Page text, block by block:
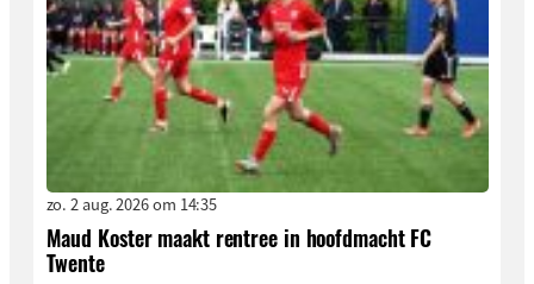
zo. 2 aug. 2026 om 14:35
Maud Koster maakt rentree in hoofdmacht FC
Twente